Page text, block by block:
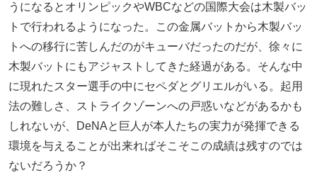
うになるとオリンピックやWBCなどの国際大会は木製バッ
トで行われるようになった。この金属バットから木製バッ
トへの移行に苦しんだのがキューバだったのだが、徐々に
木製バットにもアジャストしてきた経過がある。そんな中
に現れたスター選手の中にセペダとグリエルがいる。起用
法の難しさ、ストライクゾーンへの戸惑いなどがあるかも
しれないが、DeNAと巨人が本人たちの実力が発揮できる
環境を与えることが出来ればそこそこの成績は残すのでは
ないだろうか？